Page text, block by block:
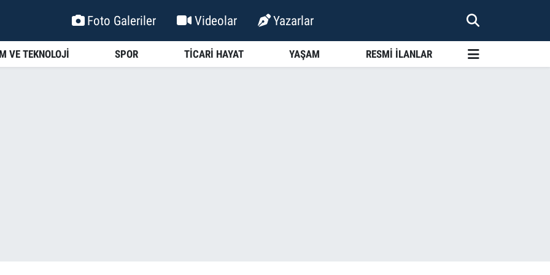
Foto Galeriler Videolar Yazarlar
VE TEKNOLOJİ SPOR TİCARİ HAYAT YAŞAM RESMİ İLANLAR